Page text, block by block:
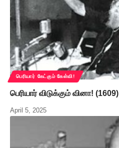
பெரியார் கேட்கும் கேள்வி!
பெரியார் விடுக்கும் வினா! (1609)
April 5, 2025